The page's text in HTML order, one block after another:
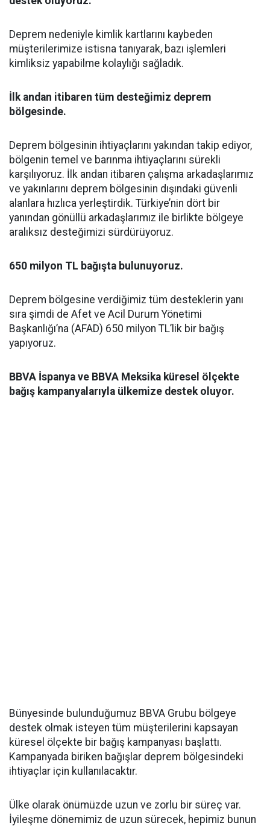
Deprem nedeniyle kimlik kartlarını kaybeden
müşterilerimize istisna tanıyarak, bazı işlemleri
kimliksiz yapabilme kolaylığı sağladık.
İlk andan itibaren tüm desteğimiz deprem
bölgesinde.
Deprem bölgesinin ihtiyaçlarını yakından takip ediyor,
bölgenin temel ve barınma ihtiyaçlarını sürekli
karşılıyoruz. İlk andan itibaren çalışma arkadaşlarımız
ve yakınlarını deprem bölgesinin dışındaki güvenli
alanlara hızlıca yerleştirdik. Türkiye’nin dört bir
yanından gönüllü arkadaşlarımız ile birlikte bölgeye
aralıksız desteğimizi sürdürüyoruz.
650 milyon TL bağışta bulunuyoruz.
Deprem bölgesine verdiğimiz tüm desteklerin yanı
sıra şimdi de Afet ve Acil Durum Yönetimi
Başkanlığı’na (AFAD) 650 milyon TL’lik bir bağış
yapıyoruz.
BBVA İspanya ve BBVA Meksika küresel ölçekte
bağış kampanyalarıyla ülkemize destek oluyor.
Bünyesinde bulunduğumuz BBVA Grubu bölgeye
destek olmak isteyen tüm müşterilerini kapsayan
küresel ölçekte bir bağış kampanyası başlattı.
Kampanyada biriken bağışlar deprem bölgesindeki
ihtiyaçlar için kullanılacaktır.
Ülke olarak önümüzde uzun ve zorlu bir süreç var.
İyileşme dönemimiz de uzun sürecek, hepimiz bunun